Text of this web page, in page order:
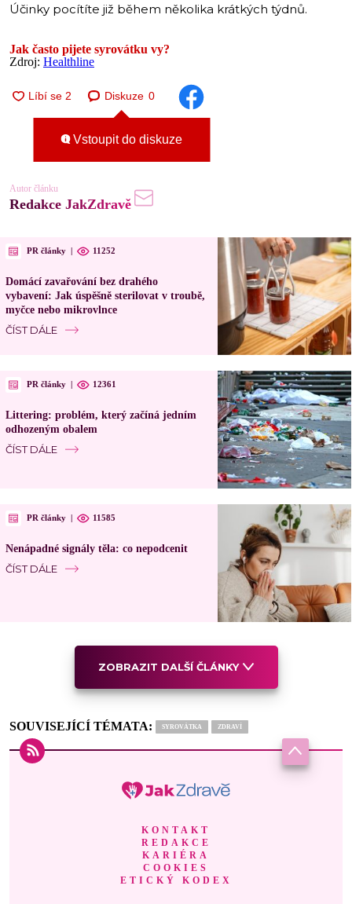
Účinky pocítíte již během několika krátkých týdnů.
Jak často pijete syrovátku vy?
Zdroj: Healthline
Diskuze 0
Vstoupit do diskuze
Autor článku
Redakce JakZdravě
PR články | 11252
Domácí zavařování bez drahého
vybavení: Jak úspěšně sterilovat v troubě,
myčce nebo mikrovlnce
ČÍST DÁLE
PR články | 12361
Littering: problém, který začíná jedním
odhozeným obalem
ČÍST DÁLE
PR články | 11585
Nenápadné signály těla: co nepodcenit
ČÍST DÁLE
ZOBRAZIT DALŠÍ ČLÁNKY
SOUVISEJÍCÍ TÉMATA: SYROVÁTKA ZDRAVÍ
KONTAKT
REDAKCE
KARIÉRA
COOKIES
ETICKÝ KODEX